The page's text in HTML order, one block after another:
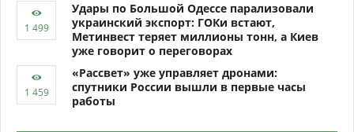
Удары по Большой Одессе парализовали
украинский экспорт: ГОКи встают,
Метинвест теряет миллионы тонн, а Киев
уже говорит о переговорах
«Рассвет» уже управляет дронами:
спутники России вышли в первые часы
работы